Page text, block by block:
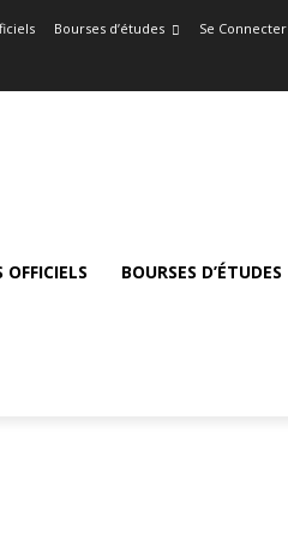
Bourses d’études Se Connecter
BOURSES D’ÉTUDES